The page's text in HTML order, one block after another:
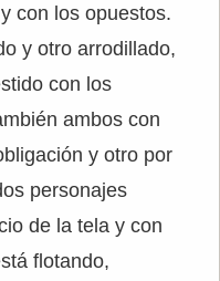
con los opuestos.
y otro arrodillado,
con los
ambos con
y otro por
personajes
de la tela y con
flotando,